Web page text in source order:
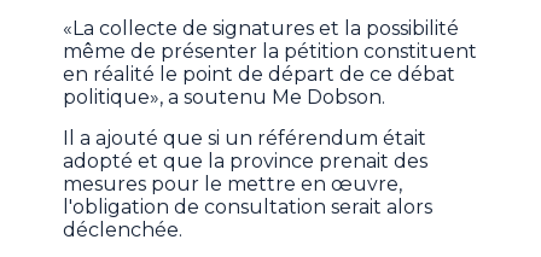
«La collecte de signatures et la possibilité
même de présenter la pétition constituent
en réalité le point de départ de ce débat
politique», a soutenu Me Dobson.
Il a ajouté que si un référendum était
adopté et que la province prenait des
mesures pour le mettre en œuvre,
l'obligation de consultation serait alors
déclenchée.